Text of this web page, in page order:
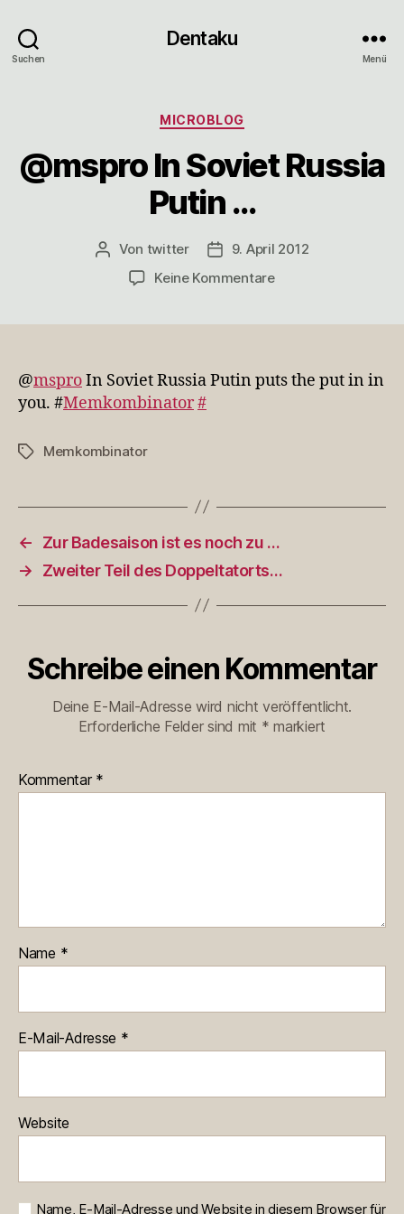
Suchen
Dentaku
Menü
Kategorien
MICROBLOG
@mspro In Soviet Russia
Putin …
Beitragsautor
Von twitter Veröffentlichungsdatum
9. April 2012
Keine Kommentarezu
Putin
@msproIn Soviet Russia Putin puts the put in in
you. #Memkombinator#
Schlagwörter
Memkombinator
←
Zur Badesaison ist es noch zu …
→
Zweiter Teil des Doppeltatorts…
Schreibe einen Kommentar
Deine E-Mail-Adresse wird nicht veröffentlicht.
Erforderliche Felder sind mit * markiert
Kommentar *
Name *
E-Mail-Adresse *
Website
Name, E-Mail-Adresse und Website in diesem Browser für